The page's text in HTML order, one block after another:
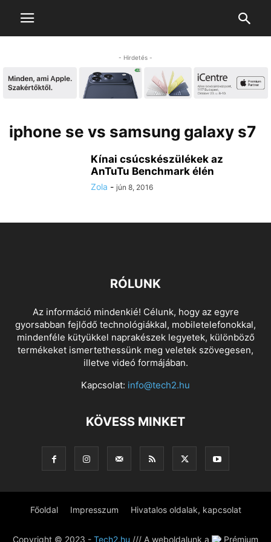
- Hirdetés -
iphone se vs samsung galaxy s7
Kínai csúcskészülékek az
AnTuTu Benchmark élén
Zola - jún 8, 2016
RÓLUNK
Az információ mindenkié! Célunk, hogy az egyre
gyorsabban fejlődő technológiákkal, mobiletelefonokkal,
mindenféle kütyükkel naprakészek legyetek, különböző
termékeket ismertethessünk meg veletek szövegesen,
illetve videó formájában.
Kapcsolat: info@tech2.hu
KÖVESS MINKET
Főoldal Impresszum Hivatalos oldalak, kapcsolat
Copyright © 2023 - Tech2.hu /// A weboldalunk a Prémium